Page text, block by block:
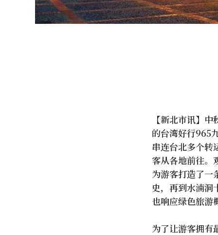
【新北市讯】
的台湾好行965
串连台北多个转
客从各地前往。
为游客打造了一
史，再到水湳洞
也响应绿色旅游
为了让游客拥有